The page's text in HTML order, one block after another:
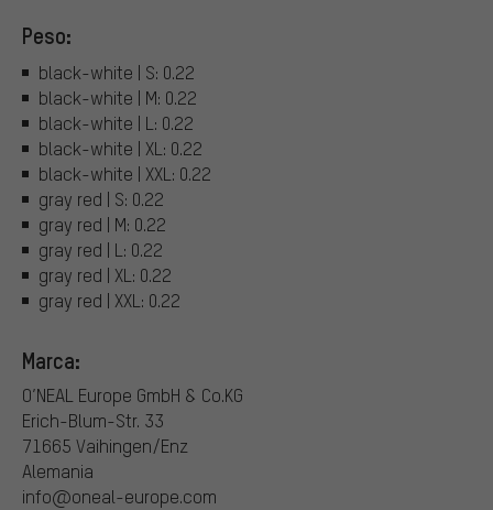
Peso:
black-white | S: 0.22
black-white | M: 0.22
black-white | L: 0.22
black-white | XL: 0.22
black-white | XXL: 0.22
gray red | S: 0.22
gray red | M: 0.22
gray red | L: 0.22
gray red | XL: 0.22
gray red | XXL: 0.22
Marca:
O’NEAL Europe GmbH & Co.KG
Erich-Blum-Str. 33
71665 Vaihingen/Enz
Alemania
info@oneal-europe.com